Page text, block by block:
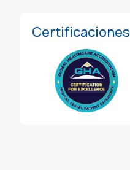
Certificaciones